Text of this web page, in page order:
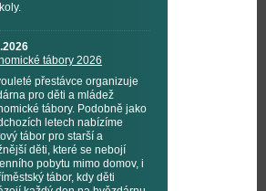
tábory 2026
přestávce organizuje
pro děti a mládež
tábory. Podobně jako
letech nabízíme
tábor pro starší a
děti, které se nebojí
pobytu mimo domov, i
tábor, kdy děti